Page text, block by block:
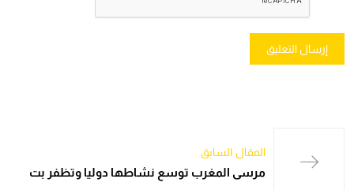
المقال السابق
مرسى المغرب توسع نشاطها دوليا وتظفر بت